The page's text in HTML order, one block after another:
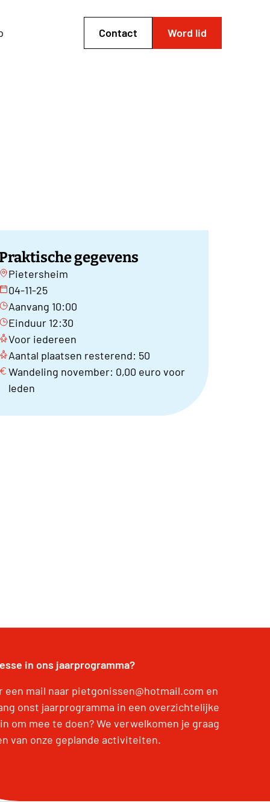
Contact Word lid
gegevens
Pietersheim
04-11-25
Aanvang 10:00
Einduur 12:30
Voor iedereen
Aantal plaatsen resterend: 50
Wandeling november: 0,00 euro voor
leden
in ons jaarprogramma?
een mail naar pietgonissen@hotmail.com en
onst jaarprogramma in een overzichtelijke
om mee te doen? We verwelkomen je graag
van onze geplande activiteiten.